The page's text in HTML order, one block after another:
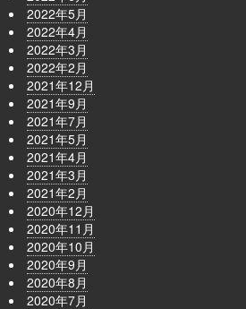
2022年5月
2022年4月
2022年3月
2022年2月
2021年12月
2021年9月
2021年7月
2021年5月
2021年4月
2021年3月
2021年2月
2020年12月
2020年11月
2020年10月
2020年9月
2020年8月
2020年7月